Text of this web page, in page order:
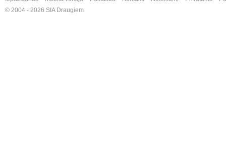
© 2004 - 2026 SIA Draugiem